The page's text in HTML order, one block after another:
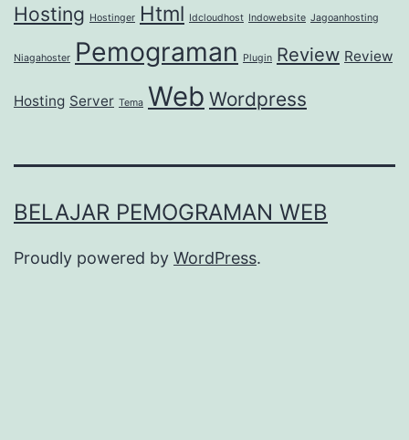
Hosting Hostinger Html Idcloudhost Indowebsite Jagoanhosting
Niagahoster Pemograman Plugin Review Review
Hosting Server Tema Web Wordpress
BELAJAR PEMOGRAMAN WEB
Proudly powered by WordPress.